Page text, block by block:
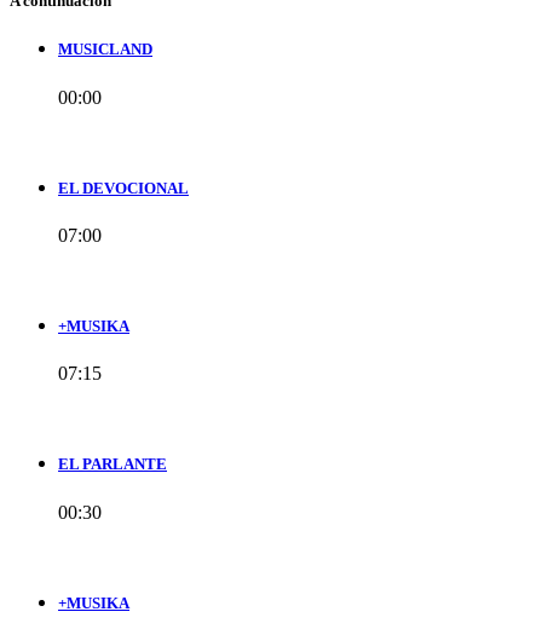
MUSICLAND
00:00
EL DEVOCIONAL
07:00
+MUSIKA
07:15
EL PARLANTE
00:30
+MUSIKA